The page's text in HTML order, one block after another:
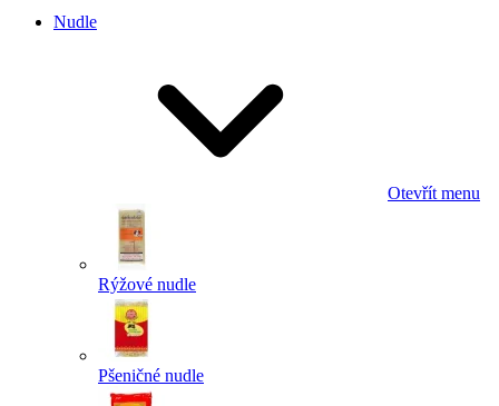
Nudle
Otevřít menu
Rýžové nudle
Pšeničné nudle